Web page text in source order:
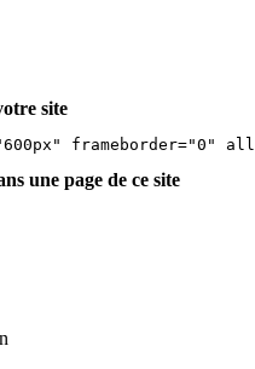
site
frameborder="0"
une page de ce site